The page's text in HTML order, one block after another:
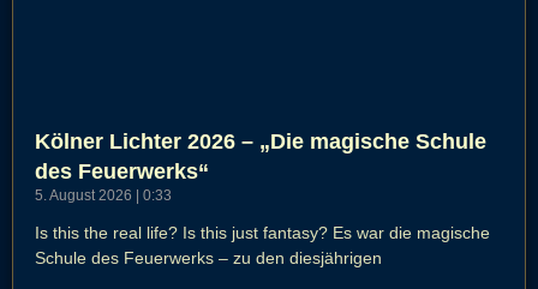
Kölner Lichter 2026 – „Die magische Schule
des Feuerwerks“
5. August 2026 0:33
Is this the real life? Is this just fantasy? Es war die magische
Schule des Feuerwerks – zu den diesjährigen